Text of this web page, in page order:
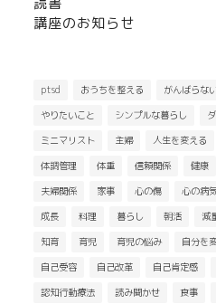
講座のお知らせ
ptsd おうちを整える
がんばらな
やりたいこと
シンプルな暮らし
ミニマリスト
主婦 人生を変える
体調管理
体重 信頼関係 健康
夫婦関係
家事 心の傷 心の病
成長
料理 暮らし 朝活 減
知育
育児 育児の悩み 自分を
自己受容
自己改革 自己肯定感
認知行動療法
読み聞かせ 食事